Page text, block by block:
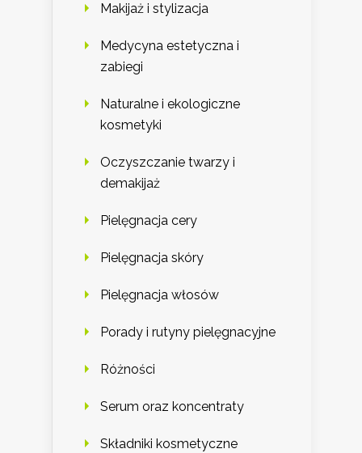
Makijaż i stylizacja
Medycyna estetyczna i
zabiegi
Naturalne i ekologiczne
kosmetyki
Oczyszczanie twarzy i
demakijaż
Pielęgnacja cery
Pielęgnacja skóry
Pielęgnacja włosów
Porady i rutyny pielęgnacyjne
Różności
Serum oraz koncentraty
Składniki kosmetyczne